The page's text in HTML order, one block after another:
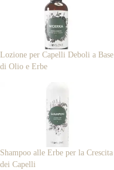
Lozione per Capelli Deboli a Base
di Olio e Erbe
Shampoo alle Erbe per la Crescita
dei Capelli